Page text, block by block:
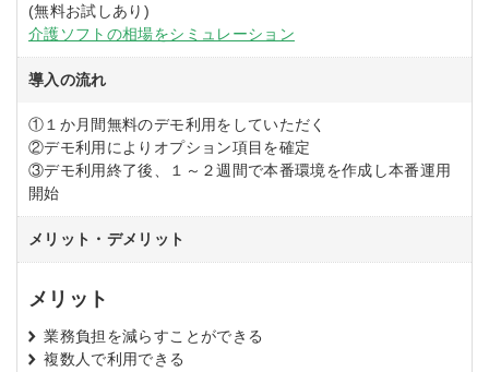
(無料お試しあり)
介護ソフトの相場をシミュレーション
導入の流れ
①１か月間無料のデモ利用をしていただく
②デモ利用によりオプション項目を確定
③デモ利用終了後、１～２週間で本番環境を作成し本番運用
開始
メリット・デメリット
メリット
業務負担を減らすことができる
複数人で利用できる